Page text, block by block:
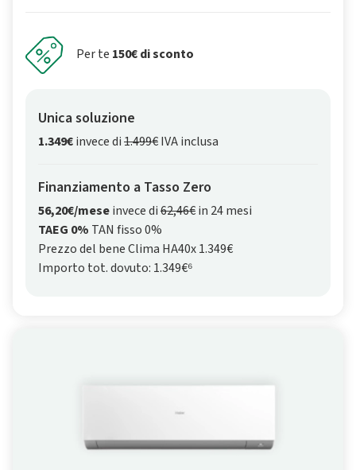
Per te 150€ di sconto
Unica soluzione
1.349€invece di1.499€IVA inclusa
Finanziamento a Tasso Zero
56,20€/meseinvece di62,46€in 24 mesi
TAEG 0% TAN fisso 0%
Prezzo del bene Clima HA40x 1.349€
Importo tot. dovuto: 1.349€⁶